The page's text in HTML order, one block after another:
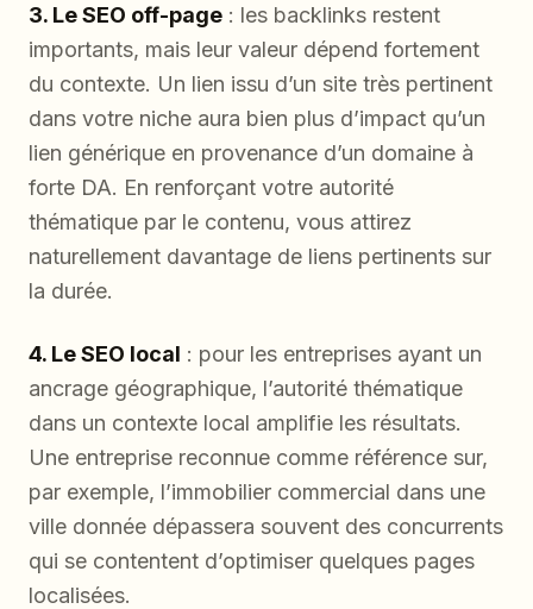
3. Le SEO off-page : les backlinks restent
importants, mais leur valeur dépend fortement
du contexte. Un lien issu d’un site très pertinent
dans votre niche aura bien plus d’impact qu’un
lien générique en provenance d’un domaine à
forte DA. En renforçant votre autorité
thématique par le contenu, vous attirez
naturellement davantage de liens pertinents sur
la durée.
4. Le SEO local : pour les entreprises ayant un
ancrage géographique, l’autorité thématique
dans un contexte local amplifie les résultats.
Une entreprise reconnue comme référence sur,
par exemple, l’immobilier commercial dans une
ville donnée dépassera souvent des concurrents
qui se contentent d’optimiser quelques pages
localisées.